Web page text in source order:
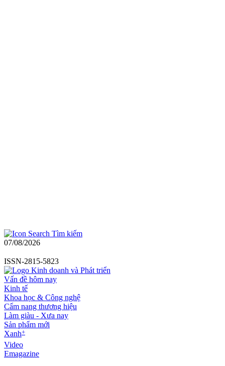
Tìm kiếm
07/08/2026
ISSN-2815-5823
Vấn đề hôm nay
Kinh tế
Khoa học & Công nghệ
Cẩm nang thương hiệu
Làm giàu - Xưa nay
Sản phẩm mới
Xanh+
Video
Emagazine